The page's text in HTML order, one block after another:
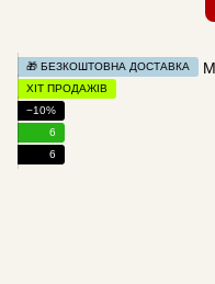
🎁 БЕЗКОШТОВНА ДОСТАВКА
ХІТ ПРОДАЖІВ
−10%
6
6